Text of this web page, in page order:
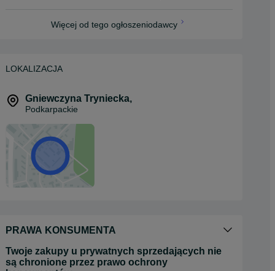
Więcej od tego ogłoszeniodawcy
LOKALIZACJA
Gniewczyna Tryniecka,
Podkarpackie
PRAWA KONSUMENTA
Twoje zakupy u prywatnych sprzedających nie
są chronione przez prawo ochrony